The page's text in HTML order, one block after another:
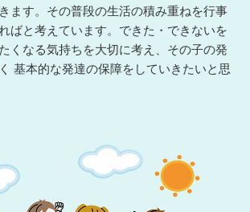
ます。その普段の生活の積み重ねを行事
ばと考えています。できた・できないを
くなる気持ちを大切に考え、その子の発
基本的な発達の保障をしていきたいと思